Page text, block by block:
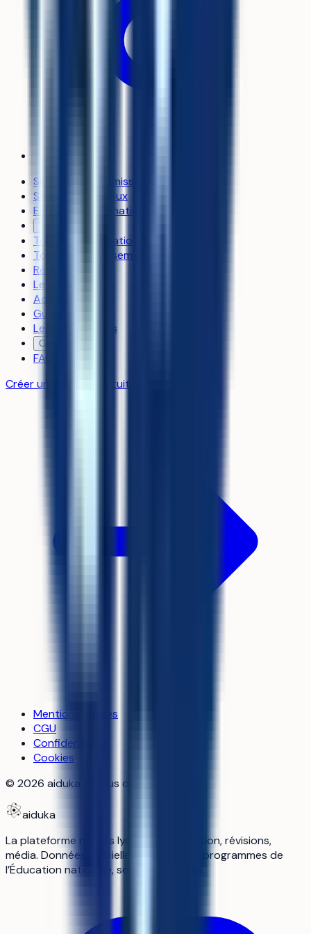
Simulateur d’admission
Stratégie de vœux
Explorer les formations
Toutes les formations
Tous les établissements
Révisions
Le média
Actualités
Guides
Les classements
Contact
FAQ
Créer un compte gratuit
Mentions légales
CGU
Confidentialité
Cookies
© 2026 aiduka — tous droits réservés
aiduka
La plateforme n°1 des lycéens : orientation, révisions,
média. Données officielles Parcoursup, programmes de
l’Éducation nationale, sources vérifiées.